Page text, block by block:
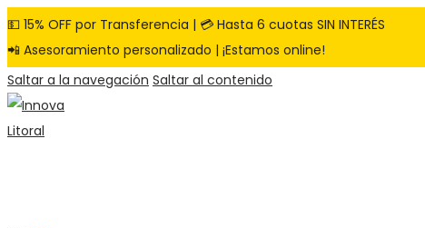
💵 15% OFF por Transferencia | 💳 Hasta 6 cuotas SIN INTERÉS
📲 Asesoramiento personalizado | ¡Estamos online!
Saltar a la navegación Saltar al contenido